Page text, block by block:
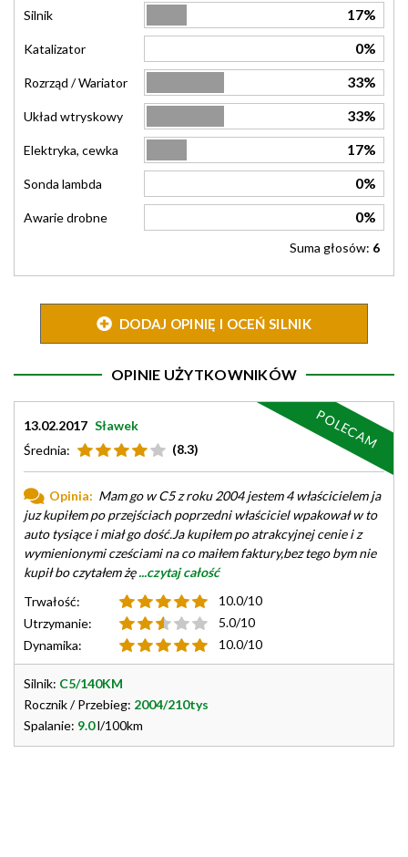
Silnik 17%
Katalizator 0%
Rozrząd / Wariator 33%
Układ wtryskowy 33%
Elektryka, cewka 17%
Sonda lambda 0%
Awarie drobne 0%
Suma głosów: 6
DODAJ OPINIĘ I OCEŃ SILNIK
OPINIE UŻYTKOWNIKÓW
13.02.2017 Sławek
Średnia:
(8.3)
Opinia: Mam go w C5 z roku 2004 jestem 4 właścicielem ja
juz kupiłem po przejściach poprzedni właściciel wpakował w to
auto tysiące i miał go dość.Ja kupiłem po atrakcyjnej cenie i z
wymienionymi cześciami na co maiłem faktury,bez tego bym nie
kupił bo czytałem żę...czytaj całość
Trwałość:
10.0/10
Utrzymanie:
5.0/10
Dynamika:
10.0/10
Silnik: C5/140KM
Rocznik / Przebieg: 2004/210tys
Spalanie: 9.0l/100km
POLECAM